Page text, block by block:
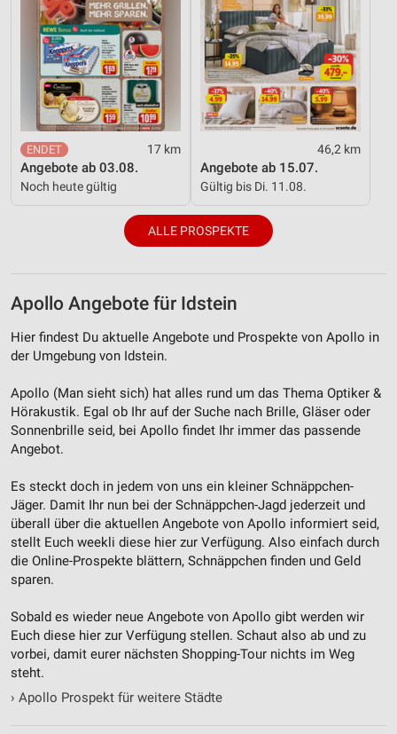
17 km
Angebote ab 03.08.
Noch heute gültig
46,2 km
Angebote ab 15.07.
Gültig bis Di. 11.08.
ALLE PROSPEKTE
Apollo Angebote für Idstein
Hier findest Du aktuelle Angebote und Prospekte von Apollo in
der Umgebung von Idstein.
Apollo (Man sieht sich) hat alles rund um das Thema Optiker &
Hörakustik. Egal ob Ihr auf der Suche nach Brille, Gläser oder
Sonnenbrille seid, bei Apollo findet Ihr immer das passende
Angebot.
Es steckt doch in jedem von uns ein kleiner Schnäppchen-
Jäger. Damit Ihr nun bei der Schnäppchen-Jagd jederzeit und
überall über die aktuellen Angebote von Apollo informiert seid,
stellt Euch weekli diese hier zur Verfügung. Also einfach durch
die Online-Prospekte blättern, Schnäppchen finden und Geld
sparen.
Sobald es wieder neue Angebote von Apollo gibt werden wir
Euch diese hier zur Verfügung stellen. Schaut also ab und zu
vorbei, damit eurer nächsten Shopping-Tour nichts im Weg
steht.
› Apollo Prospekt für weitere Städte